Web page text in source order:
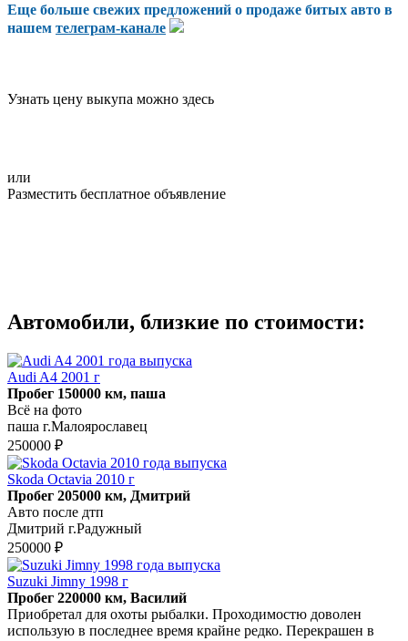
Еще больше свежих предложений о продаже битых авто в
нашем телеграм-канале
Узнать цену выкупа можно здесь
или
Разместить бесплатное объявление
Автомобили, близкие по стоимости:
Audi A4 2001 г
Пробег 150000 км, паша
Всё на фото
паша г.Малоярославец
250000 ₽
Skoda Octavia 2010 г
Пробег 205000 км, Дмитрий
Авто после дтп
Дмитрий г.Радужный
250000 ₽
Suzuki Jimny 1998 г
Пробег 220000 км, Василий
Приобретал для охоты рыбалки. Проходимостю доволен
использую в последнее время крайне редко. Перекрашен в